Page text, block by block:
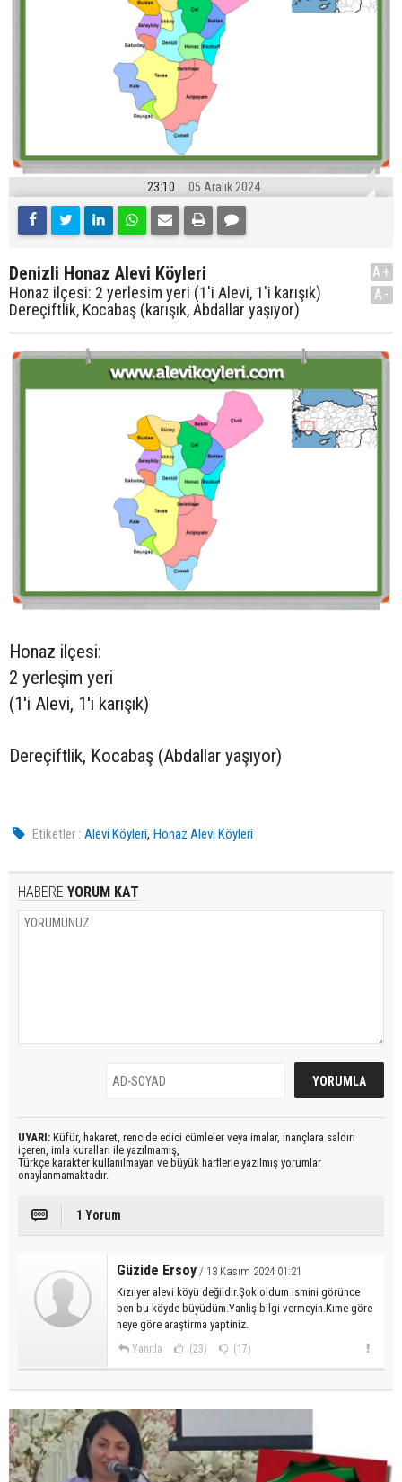
23:10 05 Aralık 2024
Denizli Honaz Alevi Köyleri
Honaz ilçesi: 2 yerlesim yeri (1'i Alevi, 1'i karışık)
Dereçiftlik, Kocabaş (karışık, Abdallar yaşıyor)
A+
A-
Honaz ilçesi:
2 yerleşim yeri
(1'i Alevi, 1'i karışık)
Dereçiftlik, Kocabaş (Abdallar yaşıyor)
Etiketler : Alevi Köyleri,Honaz Alevi Köyleri
HABERE YORUM KAT
UYARI: Küfür, hakaret, rencide edici cümleler veya imalar, inançlara saldırı
içeren, imla kuralları ile yazılmamış,
Türkçe karakter kullanılmayan ve büyük harflerle yazılmış yorumlar
onaylanmamaktadır.
1 Yorum
Güzide Ersoy / 13 Kasım 2024 01:21
Kızılyer alevi köyü değildir.Şok oldum ismini görünce
ben bu köyde büyüdüm.Yanliş bilgi vermeyin.Kıme göre
neye göre araştirma yaptiniz.
Yanıtla (23) (17)